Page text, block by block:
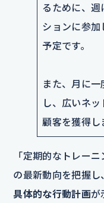
るために、週
ションに参加
予定です。
また、月に
し、広いネ
顧客を獲得し
「定期的なトレー
の最新動向を把握
具体的な行動計画が